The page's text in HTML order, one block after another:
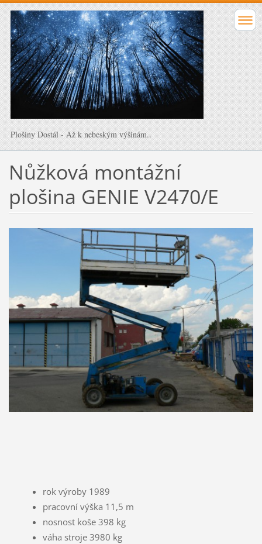
Plošiny Dostál - Až k nebeským výšinám..
Nůžková montážní
plošina GENIE V2470/E
rok výroby 1989
pracovní výška 11,5 m
nosnost koše 398 kg
váha stroje 3980 kg